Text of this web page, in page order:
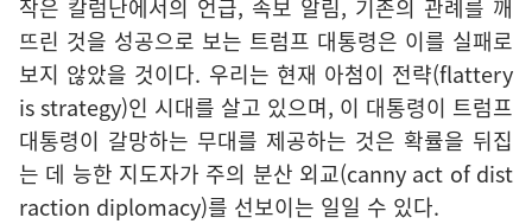
작은 칼럼난에서의 언급, 속보 알림, 기존의 관례를 깨
뜨린 것을 성공으로 보는 트럼프 대통령은 이를 실패로
보지 않았을 것이다. 우리는 현재 아첨이 전략(flattery
is strategy)인 시대를 살고 있으며, 이 대통령이 트럼프
대통령이 갈망하는 무대를 제공하는 것은 확률을 뒤집
는 데 능한 지도자가 주의 분산 외교(canny act of dist
raction diplomacy)를 선보이는 일일 수 있다.